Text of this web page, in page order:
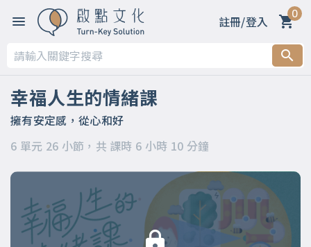
註冊/登入 0
幸福人生的情緒課
擁有安定感，從心和好
6 單元 26 小節，共 課時 6 小時 10 分鐘
第一章 幸福看的不是數字，而是素質
第二章 怎樣才算幸福？何謂心智化？
第三章 探索情緒海洋
第四章 到底該拿情緒怎麼辦？
第五章 幸福的人究竟是什麼樣子？
第六章 幸福就是「然後呢？該怎麼辦？」變成「原來如此，我
懂了」